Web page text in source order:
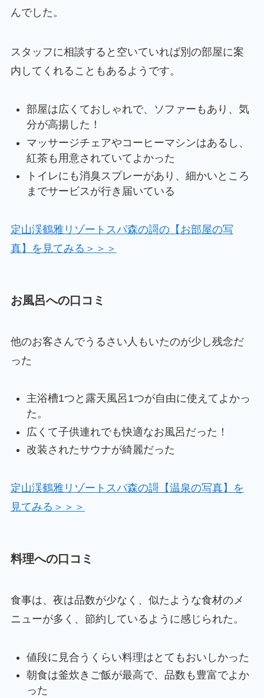
んでした。
スタッフに相談すると空いていれば別の部屋に案
内してくれることもあるようです。
部屋は広くておしゃれで、ソファーもあり、気
分が高揚した！
マッサージチェアやコーヒーマシンはあるし、
紅茶も用意されていてよかった
トイレにも消臭スプレーがあり、細かいところ
までサービスが行き届いている
定山渓鶴雅リゾートスパ森の謌の【お部屋の写
真】を見てみる＞＞＞
お風呂への口コミ
他のお客さんでうるさい人もいたのが少し残念だ
った
主浴槽1つと露天風呂1つが自由に使えてよかっ
た。
広くて子供連れでも快適なお風呂だった！
改装されたサウナが綺麗だった
定山渓鶴雅リゾートスパ森の謌【温泉の写真】を
見てみる＞＞＞
料理への口コミ
食事は、夜は品数が少なく、似たような食材のメ
ニューが多く、節約しているように感じられた。
値段に見合うくらい料理はとてもおいしかった
朝食は釜炊きご飯が最高で、品数も豊富でよか
った